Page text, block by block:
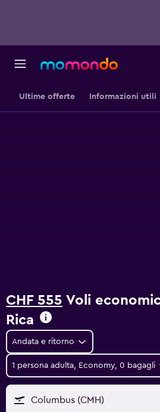
Ultime offerte Informazioni utili
CHF 555 Voli
Rica
Andata e ritorno
1 persona adulta, Economy, 0 bagagli
Columbus (CMH)